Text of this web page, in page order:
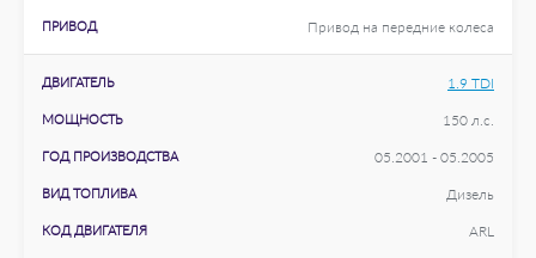
ПРИВОД Привод на передние колеса
ДВИГАТЕЛЬ 1.9 TDI
МОЩНОСТЬ 150 л.с.
ГОД ПРОИЗВОДСТВА 05.2001 - 05.2005
ВИД ТОПЛИВА Дизель
КОД ДВИГАТЕЛЯ ARL